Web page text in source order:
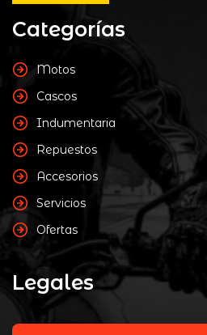
Categorías
Motos
Cascos
Indumentaria
Repuestos
Accesorios
Servicios
Ofertas
Legales